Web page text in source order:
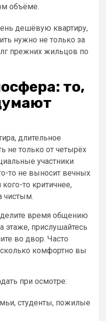
объёме.
дешёвую квартиру,
нужно не только за
прежних жильцов по
то,
длительное
не только от четырёх
участники
то не выносит вечных
то критичнее,
чистым.
время общению
этаже, прислушайтесь
во двор. Часто
комфортно вы
при осмотре:
студенты, пожилые